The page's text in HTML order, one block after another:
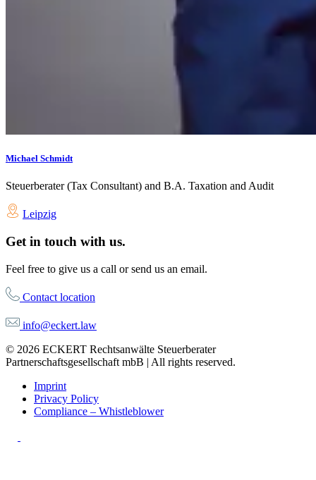
Michael Schmidt
Steuerberater (Tax Consultant) and B.A. Taxation and Audit
Leipzig
Get in touch with us.
Feel free to give us a call or send us an email.
Contact location
info@eckert.law
© 2026 ECKERT Rechtsanwälte Steuerberater
Partnerschaftsgesellschaft mbB | All rights reserved.
Imprint
Privacy Policy
Compliance – Whistleblower